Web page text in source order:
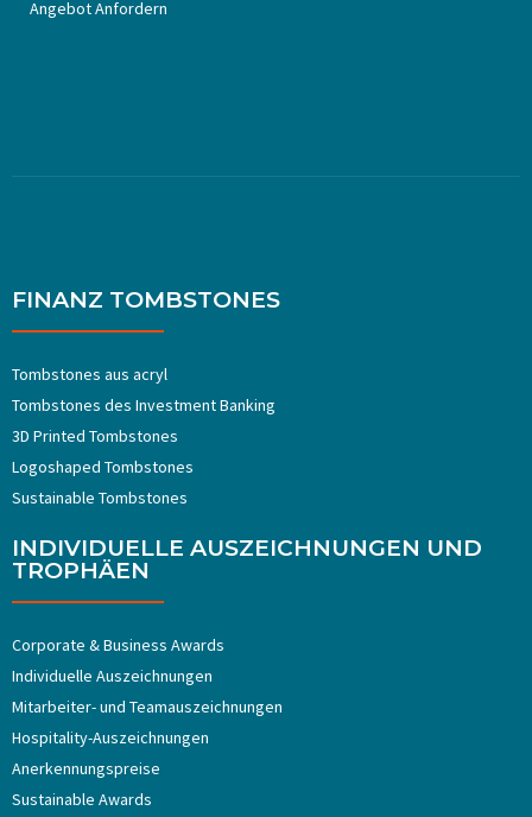
Angebot Anfordern
FINANZ TOMBSTONES
Tombstones aus acryl
Tombstones ​​des Investment Banking
3D Printed Tombstones
Logoshaped Tombstones
Sustainable Tombstones
INDIVIDUELLE AUSZEICHNUNGEN UND
TROPHÄEN
Corporate & Business Awards
Individuelle Auszeichnungen
Mitarbeiter- und Teamauszeichnungen
Hospitality-Auszeichnungen
Anerkennungspreise
Sustainable Awards